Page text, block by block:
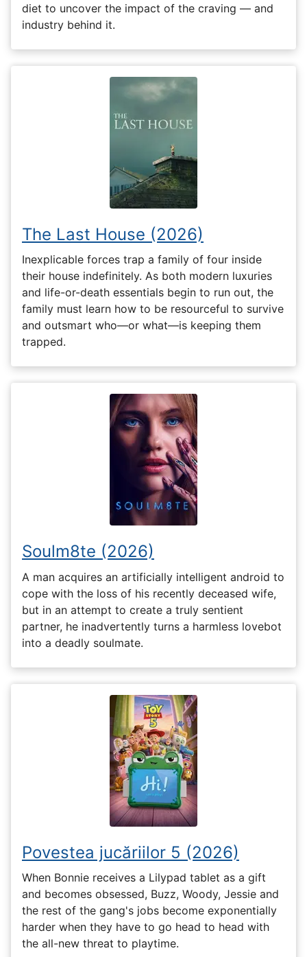
diet to uncover the impact of the craving — and
industry behind it.
The Last House (2026)
Inexplicable forces trap a family of four inside
their house indefinitely. As both modern luxuries
and life-or-death essentials begin to run out, the
family must learn how to be resourceful to survive
and outsmart who—or what—is keeping them
trapped.
Soulm8te (2026)
A man acquires an artificially intelligent android to
cope with the loss of his recently deceased wife,
but in an attempt to create a truly sentient
partner, he inadvertently turns a harmless lovebot
into a deadly soulmate.
Povestea jucăriilor 5 (2026)
When Bonnie receives a Lilypad tablet as a gift
and becomes obsessed, Buzz, Woody, Jessie and
the rest of the gang's jobs become exponentially
harder when they have to go head to head with
the all-new threat to playtime.